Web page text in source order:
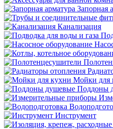
Запорная
Канализация
Мойки для
Поддоны
Инструмент